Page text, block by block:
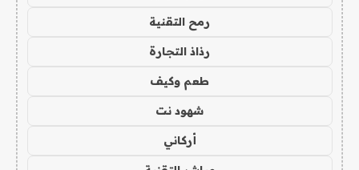
رمح التقنية
رذاذ التجارة
طعم وكيف
شهود نت
أركاني